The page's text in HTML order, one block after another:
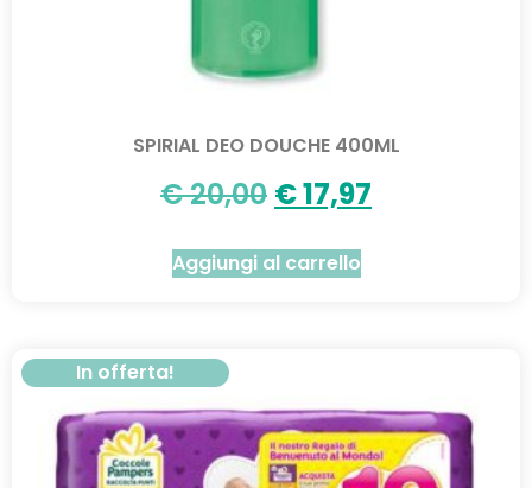
SPIRIAL DEO DOUCHE 400ML
€20,00 €17,97
Aggiungi al carrello
In offerta!